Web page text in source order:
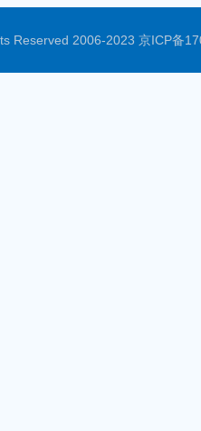
Reserved 2006-2023 京ICP备